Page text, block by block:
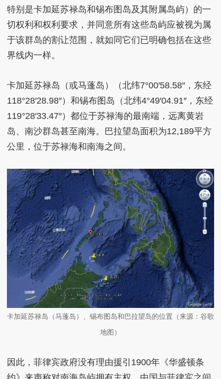
特别是卡加延苏禄岛和锡布图岛及其附属岛屿）的一
切权利和权利要求，并同意所有这些岛屿应被视为属
于该群岛的割让范围，就如同它们已明确包括在这些
界线内一样。
卡加延苏禄岛（或马蓬岛）（北纬7°00′58.58″，东经
118°28′28.98″）和锡布图岛（北纬4°49′04.91″，东经
119°28′33.47″）都位于苏禄海的最南端，远离黄岩
岛、南沙群岛甚至南海。巴拉望岛面积为12,189平方
公里，位于苏禄海和南海之间。
卡加延苏禄岛（马蓬岛）、锡布图岛和巴拉望岛的位置（来源：谷歌
地图）
因此，菲律宾政府没有理由援引1900年《华盛顿条